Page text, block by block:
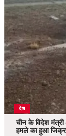
देश
चीन के विदेश
हमले का हुआ जिक्र